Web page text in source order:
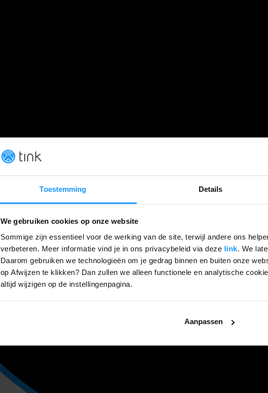
Toestemming Details
We gebruiken cookies op onze website
Sommige zijn essentieel voor de werking van de site, terwijl andere ons
verbeteren. Meer informatie vind je in ons privacybeleid via deze link. We
Daarom gebruiken we technologieën om je gedrag binnen en buiten onze
op Afwijzen te klikken? Dan zullen we alleen functionele en analytische
altijd wijzigen op de instellingenpagina.
Aanpassen